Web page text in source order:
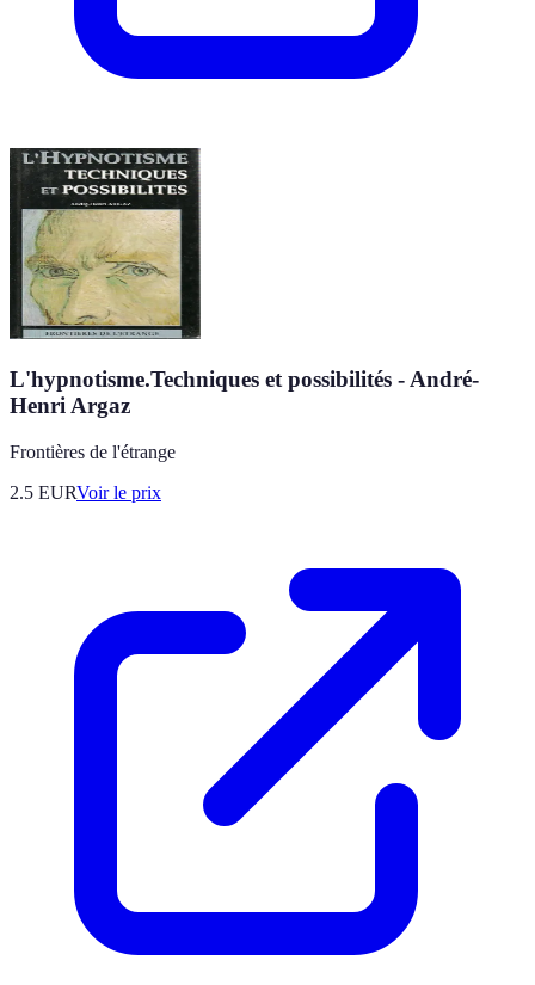
L'hypnotisme.Techniques et possibilités - André-
Henri Argaz
Frontières de l'étrange
2.5 EURVoir le prix